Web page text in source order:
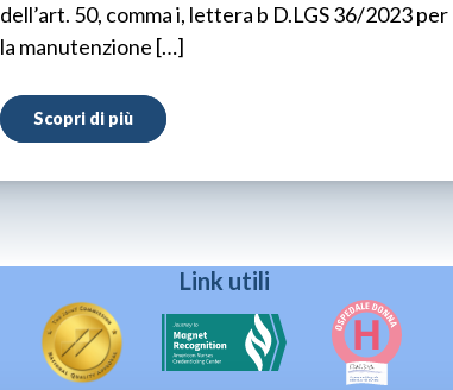
dell’art. 50, comma i, lettera b D.LGS 36/2023 per
la manutenzione […]
Scopri di più
Link utili